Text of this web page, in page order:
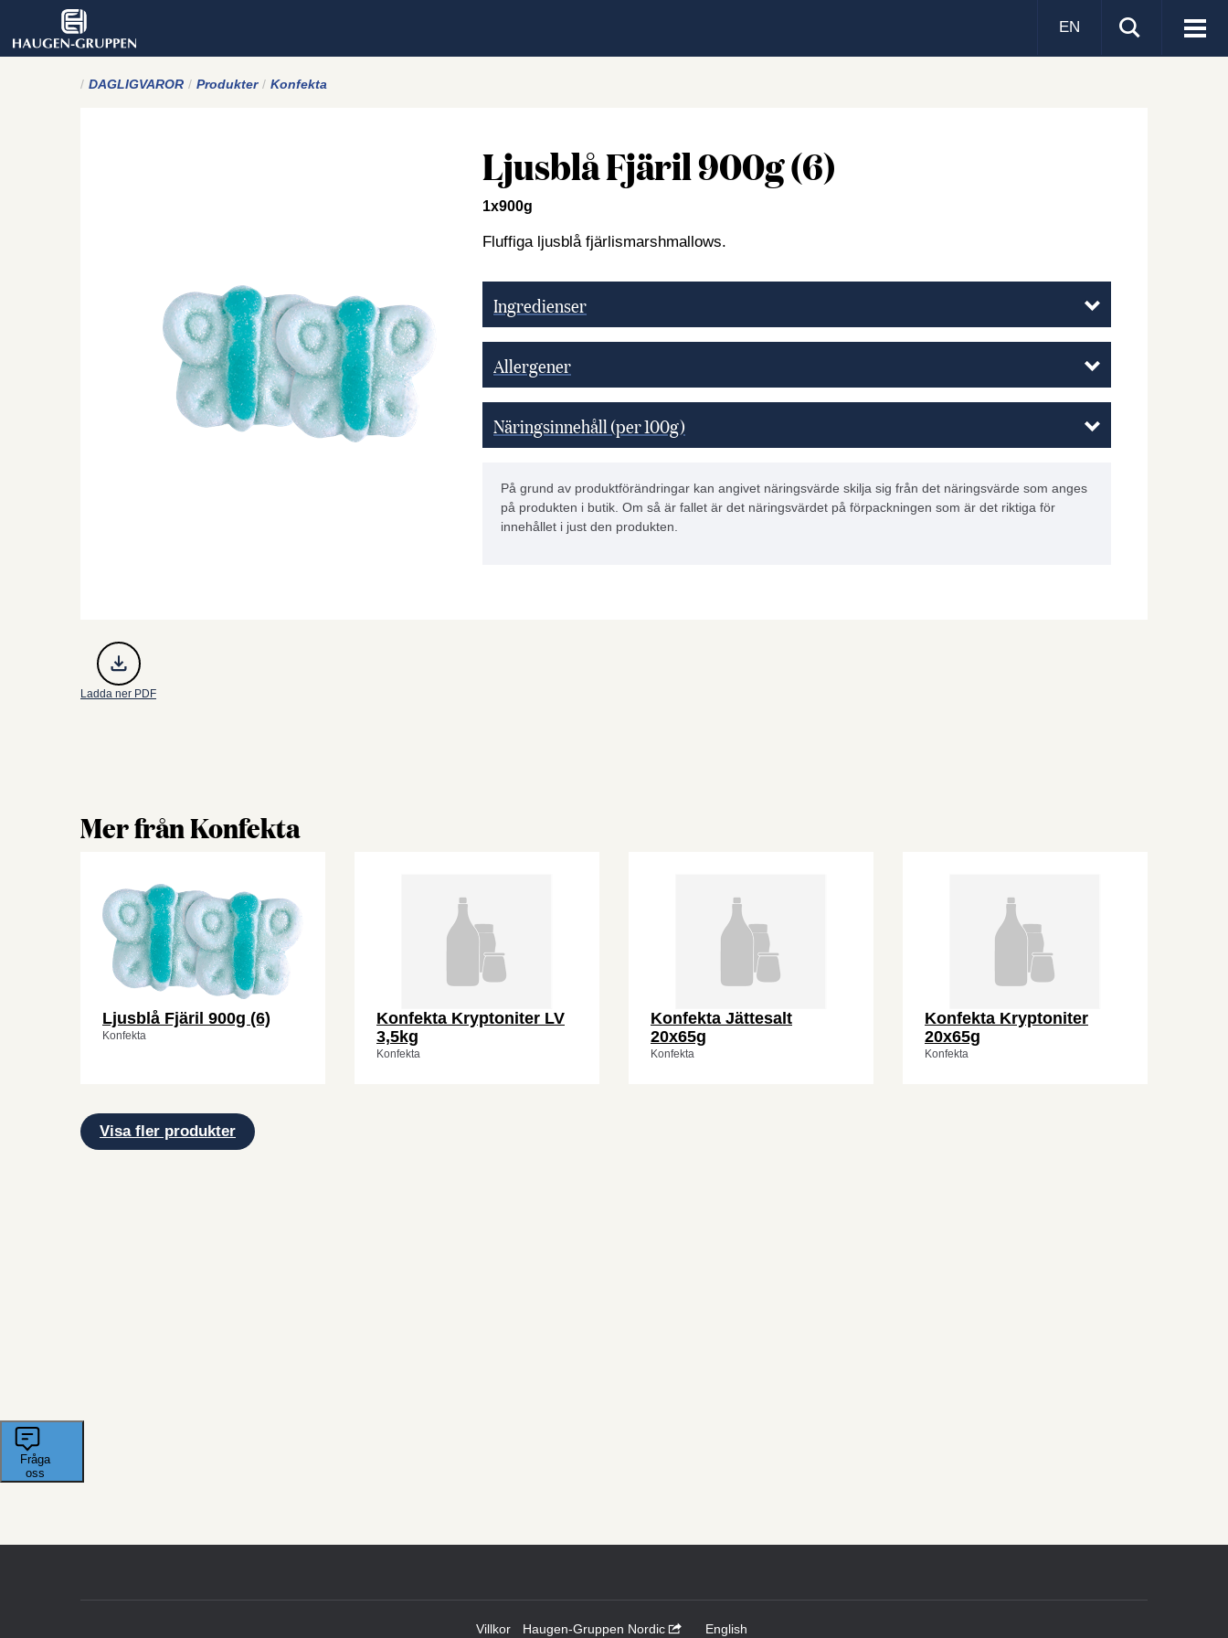
Visa
EN
DAGLIGVAROR Produkter Konfekta
Ljusblå Fjäril 900g (6)
1x900g
Fluffiga ljusblå fjärlismarshmallows.
Ingredienser
Allergener
Näringsinnehåll (per 100g)
På grund av produktförändringar kan angivet näringsvärde skilja sig från det näringsvärde som anges
på produkten i butik. Om så är fallet är det näringsvärdet på förpackningen som är det riktiga för
innehållet i just den produkten.
Ladda ner PDF
Mer från Konfekta
Ljusblå Fjäril 900g (6)
Konfekta
Konfekta Kryptoniter LV
3,5kg
Konfekta
Konfekta Jättesalt
20x65g
Konfekta
Konfekta Kryptoniter
20x65g
Konfekta
Visa fler produkter
Villkor Haugen-Gruppen Nordic English